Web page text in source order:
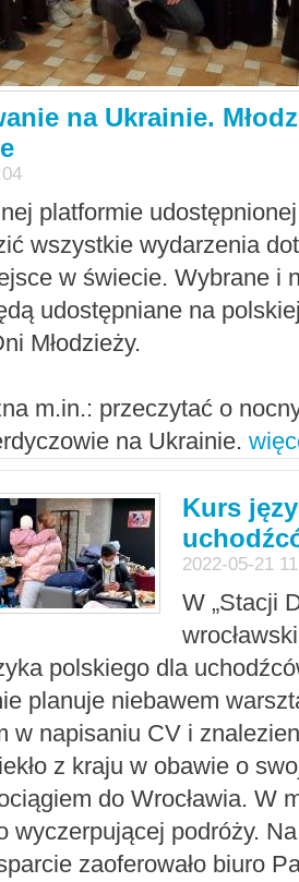
na Ukrainie.
platformie
wszystkie wydarzenia
w świecie. Wybrane i
udostępniane na
Młodzieży.
m.in.: przeczytać o
na Ukrainie.
Kurs
2022-05-21
W „Stacji
polskiego dla
planuje niebawem
w napisaniu CV i
z kraju w obawie o
do Wrocławia. W
wyczerpującej podróży.
zaoferowało biuro